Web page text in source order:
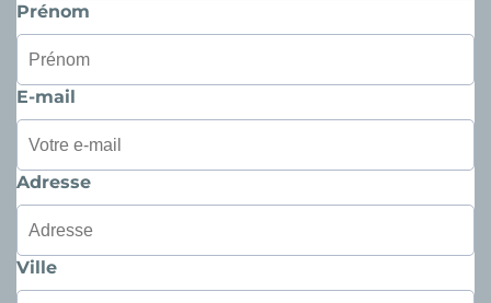
Prénom
E-mail
Adresse
Ville